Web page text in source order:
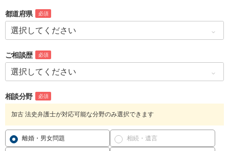
都道府県 必須
ご相談歴 必須
相談分野 必須
加古 法史弁護士が対応可能な分野のみ選択できます
離婚・男女問題 相続・遺言